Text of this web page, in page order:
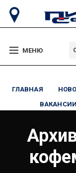
МЕНЮ
ГЛАВНАЯ
ВАКАНСИИ